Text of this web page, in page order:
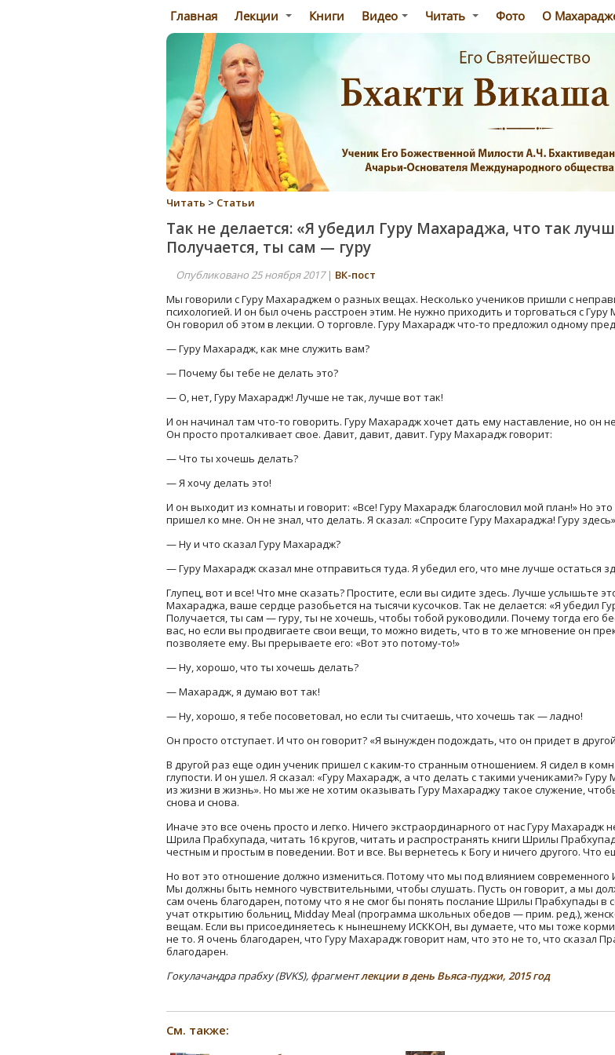
Главная Лекции Книги Видео Читать Фото О
Читать > Статьи
Так не делается: «Я убедил Гуру Махараджа, что так
Получается, ты сам — гуру
Опубликовано 25 ноября 2017| ВК-пост
Мы говорили с Гуру Махараджем о разных вещах. Несколько учеников пришли с
психологией. И он был очень расстроен этим. Не нужно приходить и торговаться с
Он говорил об этом в лекции. О торговле. Гуру Махарадж что-то предложил одному
— Гуру Махарадж, как мне служить вам?
— Почему бы тебе не делать это?
— О, нет, Гуру Махарадж! Лучше не так, лучше вот так!
И он начинал там что-то говорить. Гуру Махарадж хочет дать ему наставление, но он
Он просто проталкивает свое. Давит, давит, давит. Гуру Махарадж говорит:
— Что ты хочешь делать?
— Я хочу делать это!
И он выходит из комнаты и говорит: «Все! Гуру Махарадж благословил мой план!» Но
пришел ко мне. Он не знал, что делать. Я сказал: «Спросите Гуру Махараджа! Гуру
— Ну и что сказал Гуру Махарадж?
— Гуру Махарадж сказал мне отправиться туда. Я убедил его, что мне лучше остаться
Глупец, вот и все! Что мне сказать? Простите, если вы сидите здесь. Лучше услышьте
Махараджа, ваше сердце разобьется на тысячи кусочков. Так не делается: «Я убедил
Получается, ты сам — гуру, ты не хочешь, чтобы тобой руководили. Почему тогда его
вас, но если вы продвигаете свои вещи, то можно видеть, что в то же мгновение он
позволяете ему. Вы прерываете его: «Вот это потому-то!»
— Ну, хорошо, что ты хочешь делать?
— Махарадж, я думаю вот так!
— Ну, хорошо, я тебе посоветовал, но если ты считаешь, что хочешь так — ладно!
Он просто отступает. И что он говорит? «Я вынужден подождать, что он придет в
В другой раз еще один ученик пришел с каким-то странным отношением. Я сидел в
глупости. И он ушел. Я сказал: «Гуру Махарадж, а что делать с такими учениками?»
из жизни в жизнь». Но мы же не хотим оказывать Гуру Махараджу такое служение,
снова и снова.
Иначе это все очень просто и легко. Ничего экстраординарного от нас Гуру Махарадж
Шрила Прабхупада, читать 16 кругов, читать и распространять книги Шрилы
честным и простым в поведении. Вот и все. Вы вернетесь к Богу и ничего другого. Что
Но вот это отношение должно измениться. Потому что мы под влиянием
Мы должны быть немного чувствительными, чтобы слушать. Пусть он говорит, а мы
сам очень благодарен, потому что я не смог бы понять послание Шрилы Прабхупады
учат открытию больниц, Midday Meal (программа школьных обедов — прим. ред.),
вещам. Если вы присоединяетесь к нынешнему ИСККОН, вы думаете, что мы тоже
не то. Я очень благодарен, что Гуру Махарадж говорит нам, что это не то, что сказал
благодарен.
Гокулачандра прабху (BVKS), фрагментлекции в день Вьяса-пуджи, 2015 год
См. также: